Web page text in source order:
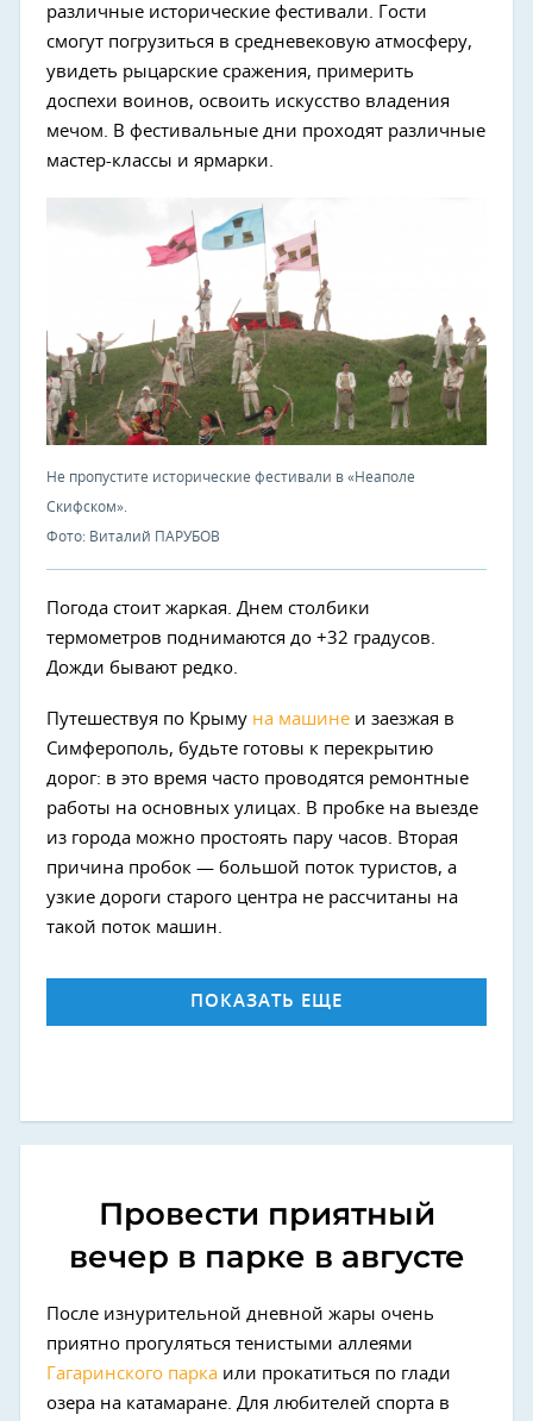
различные исторические фестивали. Гости
смогут погрузиться в средневековую атмосферу,
увидеть рыцарские сражения, примерить
доспехи воинов, освоить искусство владения
мечом. В фестивальные дни проходят различные
мастер-классы и ярмарки.
Не пропустите исторические фестивали в «Неаполе
Скифском».
Фото: Виталий ПАРУБОВ
Погода стоит жаркая. Днем столбики
термометров поднимаются до +32 градусов.
Дожди бывают редко.
Путешествуя по Крыму на машине и заезжая в
Симферополь, будьте готовы к перекрытию
дорог: в это время часто проводятся ремонтные
работы на основных улицах. В пробке на выезде
из города можно простоять пару часов. Вторая
причина пробок — большой поток туристов, а
узкие дороги старого центра не рассчитаны на
такой поток машин.
ПОКАЗАТЬ ЕЩЕ
Провести приятный
вечер в парке в августе
После изнурительной дневной жары очень
приятно прогуляться тенистыми аллеями
Гагаринского парка или прокатиться по глади
озера на катамаране. Для любителей спорта в